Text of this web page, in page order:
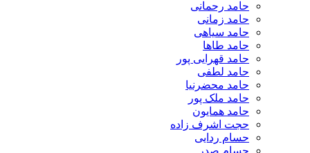
حامد رحمانی
حامد زمانی
حامد سیاهی
حامد طاها
حامد قهرایی پور
حامد لطفی
حامد محضرنیا
حامد ملک پور
حامد همایون
حجت اشرف زاده
حسام ردایی